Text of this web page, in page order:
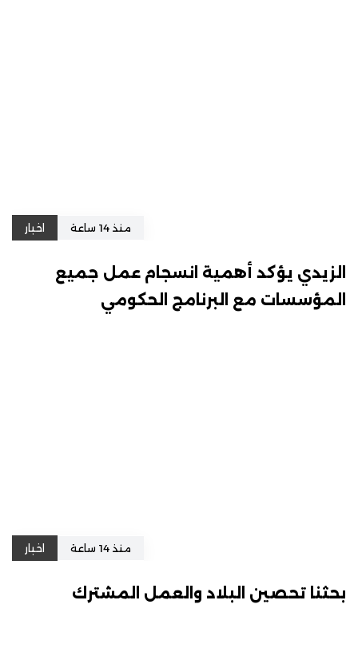
منذ 14 ساعة اخبار
الزيدي يؤكد أهمية انسجام عمل جميع
المؤسسات مع البرنامج الحكومي
منذ 14 ساعة اخبار
بحثنا تحصين البلاد والعمل المشترك